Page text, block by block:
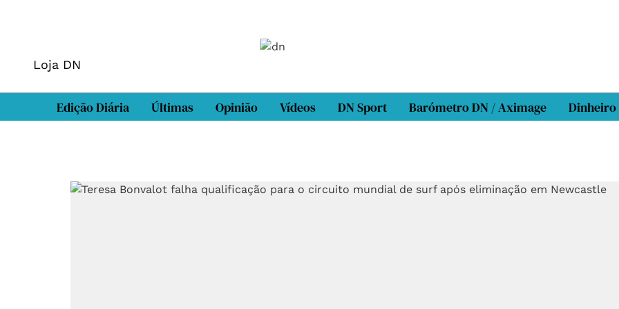
Loja DN
Edição Diária Últimas Opinião Vídeos DN Sport Barómetro DN / Aximage Dinheiro